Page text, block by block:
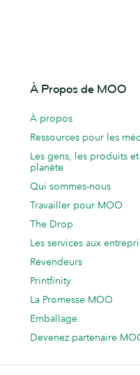
À Propos de MOO
À propos
Ressources pour les
Les gens, les produits
planète
Qui sommes-nous
Travailler pour MOO
The Drop
Les services aux
Revendeurs
Printfinity
La Promesse MOO
Emballage
Devenez partenaire